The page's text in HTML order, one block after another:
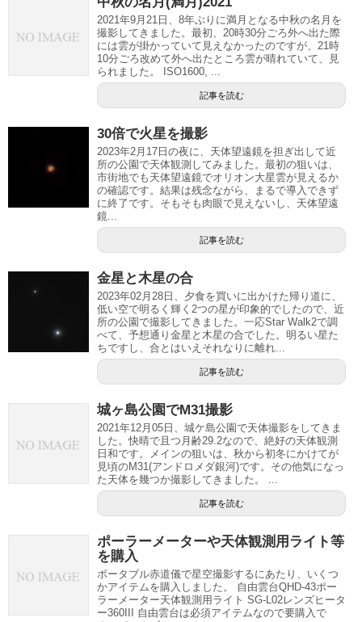
2021年9月21日、8年ぶりに満月となる中秋の名月を
撮影してきました。最初、20時30分ごろ外へ出た際
には雲が掛かっていて見えなかったのですが、21時
10分ごろ改めて外へ出たところ雲が晴れていて、見
られました。 ISO1600, ...
記事を読む
30倍で火星を撮影
2023年2月17日の夜に、天体望遠鏡を担ぎ出して近
所の公園で天体観測してみました。最初の狙いは、
市街地でも天体望遠鏡でオリオン大星雲が見えるか
の確認です。結果は残念ながら、まるで導入できず
に終了です。そもそも肉眼で見えないし、天体望遠
鏡...
記事を読む
金星と木星の合
2023年02月28日、夕食を買いに出かけた帰り道に、
低い空で明るく輝く2つの星が印象的でしたので、近
所の公園で撮影してきました。一応Star Walk2で調
べて、予想通り金星と木星の合でした。明るい星た
ちですし、合とはいえそれなりに離れ...
記事を読む
城ヶ島公園でM31撮影
2021年12月05日、城ケ島公園で天体撮影をしてきま
した。快晴で且つ月齢29.2なので、絶好の天体観測
日和です。メインの狙いは、秋から初冬にかけてが
見頃のM31(アンドロメダ銀河)です。その他気になっ
た天体を幾つか撮影してきました。 ...
記事を読む
ポーラーメーターや天体観測用ライト等
を購入
ポータブル赤道儀で星空撮影するにあたり、いくつ
かアイテムを購入しました。 自由雲台QHD-43ポー
ラーメーター天体観測用ライト SG-L02レンズヒータ
ー360III 自由雲台は必須アイテムなので要購入で